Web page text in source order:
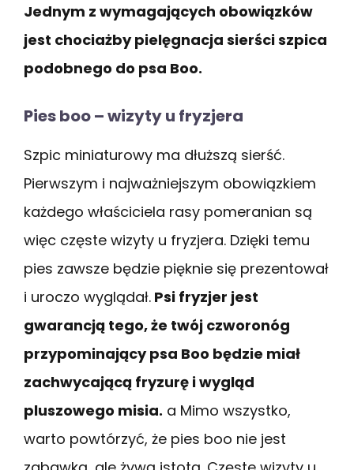
Jednym z wymagających obowiązków
jest chociażby pielęgnacja sierści szpica
podobnego do psa Boo.
Pies boo – wizyty u fryzjera
Szpic miniaturowy ma dłuższą sierść.
Pierwszym i najważniejszym obowiązkiem
każdego właściciela rasy pomeranian są
więc częste wizyty u fryzjera. Dzięki temu
pies zawsze będzie pięknie się prezentował
i uroczo wyglądał. Psi fryzjer jest
gwarancją tego, że twój czworonóg
przypominający psa Boo będzie miał
zachwycającą fryzurę i wygląd
pluszowego misia. a Mimo wszystko,
warto powtórzyć, że pies boo nie jest